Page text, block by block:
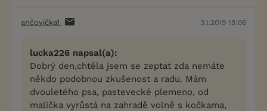
ančovička1 3.1.2019 19:06
lucka226 napsal(a):
Dobrý den,chtěla jsem se zeptat zda nemáte
někdo podobnou zkušenost a radu. Mám
dvouletého psa, pastevecké plemeno, od
malička vyrůstá na zahradě volně s kočkama,